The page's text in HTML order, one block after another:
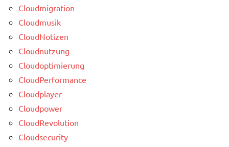
Cloudmigration
Cloudmusik
CloudNotizen
Cloudnutzung
Cloudoptimierung
CloudPerformance
Cloudplayer
Cloudpower
CloudRevolution
Cloudsecurity